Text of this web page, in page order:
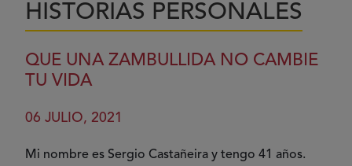
HISTORIAS PERSONALES
QUE UNA ZAMBULLIDA NO CAMBIE
TU VIDA
06 JULIO, 2021
Mi nombre es Sergio Castañeira y tengo 41 años.